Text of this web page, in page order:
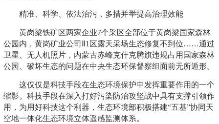
精准、科学、依法治污，多措并举提高治理效能
黄岗梁铁矿区两家企业7个采区全部位于黄岗梁国家森林
公园内，黄岗矿业公司Ⅱ1区露天采场生态修复不到位……通过
卫星、无人机照片，内蒙古赤峰克什克腾旗违规占用国家森林
公园、破坏生态的问题在中央生态环保督察组面前无所遁形。
这仅仅是科技手段在生态环境保护中发挥重要作用的一个
缩影。科技手段在深入打好污染防治攻坚战中具有支撑引领作
用，为用好科技这个利器，生态环境部积极搭建“五基”协同天
空地一体化生态环境立体遥感监测体系。